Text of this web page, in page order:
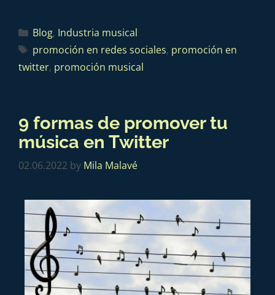
Blog, Industria musical
promoción en redes sociales, promoción en
twitter, promoción musical
9 formas de promover tu
música en Twitter
02.06.2022 by Mila Malavé